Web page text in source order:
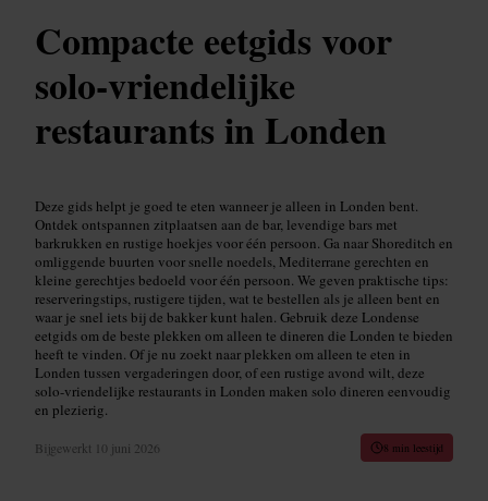
Compacte eetgids voor
solo-vriendelijke
restaurants in Londen
Deze gids helpt je goed te eten wanneer je alleen in Londen bent.
Ontdek ontspannen zitplaatsen aan de bar, levendige bars met
barkrukken en rustige hoekjes voor één persoon. Ga naar Shoreditch en
omliggende buurten voor snelle noedels, Mediterrane gerechten en
kleine gerechtjes bedoeld voor één persoon. We geven praktische tips:
reserveringstips, rustigere tijden, wat te bestellen als je alleen bent en
waar je snel iets bij de bakker kunt halen. Gebruik deze Londense
eetgids om de beste plekken om alleen te dineren die Londen te bieden
heeft te vinden. Of je nu zoekt naar plekken om alleen te eten in
Londen tussen vergaderingen door, of een rustige avond wilt, deze
solo-vriendelijke restaurants in Londen maken solo dineren eenvoudig
en plezierig.
Bijgewerkt 10 juni 2026 8 min leestijd